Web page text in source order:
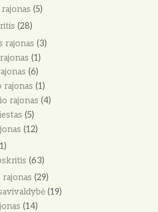
(5)
(28)
rajonas (3)
(1)
(6)
rajonas (1)
rajonas (4)
(5)
(12)
(63)
(29)
(19)
(14)